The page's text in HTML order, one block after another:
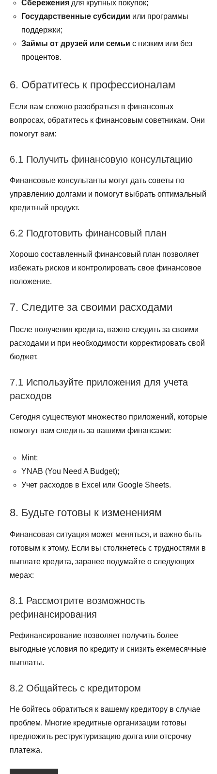
Сбережения для крупных покупок;
Государственные субсидии или программы
поддержки;
Займы от друзей или семьи с низким или без
процентов.
6. Обратитесь к профессионалам
Если вам сложно разобраться в финансовых
вопросах, обратитесь к финансовым советникам. Они
помогут вам:
6.1 Получить финансовую консультацию
Финансовые консультанты могут дать советы по
управлению долгами и помогут выбрать оптимальный
кредитный продукт.
6.2 Подготовить финансовый план
Хорошо составленный финансовый план позволяет
избежать рисков и контролировать свое финансовое
положение.
7. Следите за своими расходами
После получения кредита, важно следить за своими
расходами и при необходимости корректировать свой
бюджет.
7.1 Используйте приложения для учета
расходов
Сегодня существуют множество приложений, которые
помогут вам следить за вашими финансами:
Mint;
YNAB (You Need A Budget);
Учет расходов в Excel или Google Sheets.
8. Будьте готовы к изменениям
Финансовая ситуация может меняться, и важно быть
готовым к этому. Если вы столкнетесь с трудностями в
выплате кредита, заранее подумайте о следующих
мерах:
8.1 Рассмотрите возможность
рефинансирования
Рефинансирование позволяет получить более
выгодные условия по кредиту и снизить ежемесячные
выплаты.
8.2 Общайтесь с кредитором
Не бойтесь обратиться к вашему кредитору в случае
проблем. Многие кредитные организации готовы
предложить реструктуризацию долга или отсрочку
платежа.